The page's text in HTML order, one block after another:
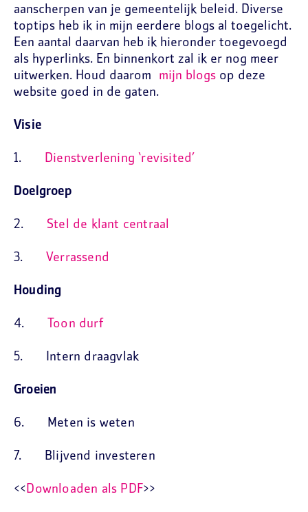
aanscherpen van je gemeentelijk beleid. Diverse
toptips heb ik in mijn eerdere blogs al toegelicht.
Een aantal daarvan heb ik hieronder toegevoegd
als hyperlinks. En binnenkort zal ik er nog meer
uitwerken. Houd daarom mijn blogs op deze
website goed in de gaten.
Visie
1. Dienstverlening ‘revisited’
Doelgroep
2. Stel de klant centraal
3. Verrassend
Houding
4. Toon durf
5. Intern draagvlak
Groeien
6. Meten is weten
7. Blijvend investeren
<< Downloaden als PDF>>